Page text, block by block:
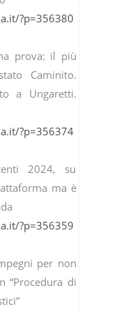
?p=356380
prova: il più
Caminito.
a Ungaretti.
?p=356374
2024, su
ma è
?p=356359
per non
“Procedura di